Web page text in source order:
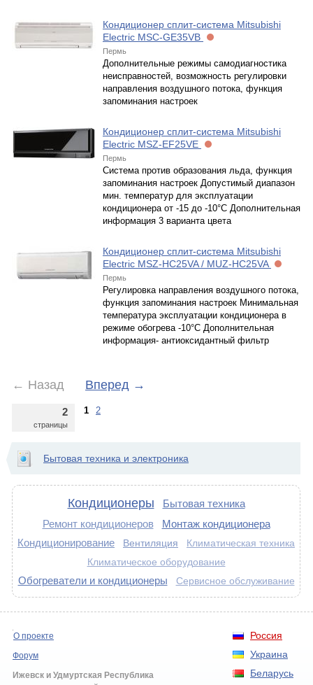
Кондиционер сплит-система Mitsubishi
Electric MSC-GE35VB
Пермь
Дополнительные режимы самодиагностика
неисправностей, возможность регулировки
направления воздушного потока, функция
запоминания настроек
Кондиционер сплит-система Mitsubishi
Electric MSZ-EF25VE
Пермь
Система против образования льда, функция
запоминания настроек Допустимый диапазон
мин. температур для эксплуатации
кондиционера от -15 до -10°С Дополнительная
информация 3 варианта цвета
Кондиционер сплит-система Mitsubishi
Electric MSZ-HC25VA / MUZ-HC25VA
Пермь
Регулировка направления воздушного потока,
функция запоминания настроек Минимальная
температура эксплуатации кондиционера в
режиме обогрева -10°С Дополнительная
информация- антиоксидантный фильтр
← Назад Вперед →
2
страницы
1 2
Бытовая техника и электроника
Кондиционеры
Бытовая техника
Ремонт кондиционеров
Монтаж кондиционера
Кондиционирование
Вентиляция
Климатическая техника
Климатическое оборудование
Обогреватели и кондиционеры Сервисное обслуживание
Россия
Украина
Беларусь
О проекте
Форум
Ижевск и Удмуртская Республика